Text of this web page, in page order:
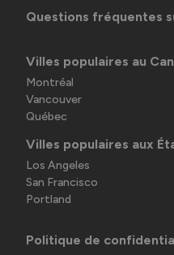
Questions fréquentes
Villes populaires au
Montréal
Vancouver
Québec
Villes populaires aux
Los Angeles
San Francisco
Portland
Politique de